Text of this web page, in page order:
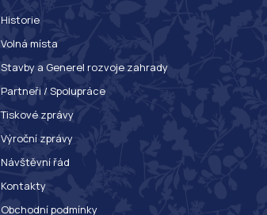
Historie
Volná místa
Stavby a Generel rozvoje zahrady
Partneři / Spolupráce
Tiskové zprávy
Výroční zprávy
Návštěvní řád
Kontakty
Obchodní podmínky